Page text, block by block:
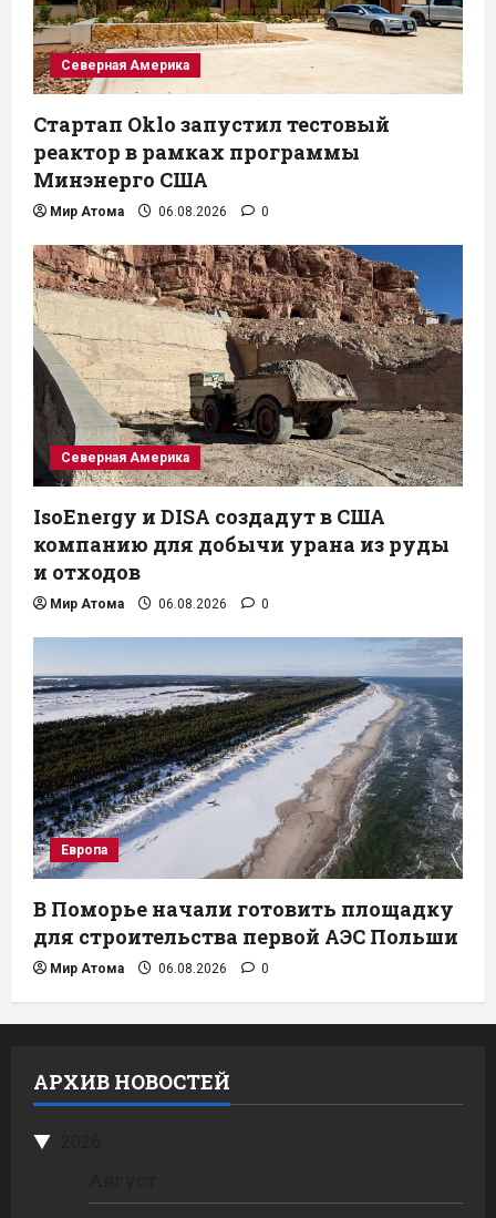
Северная Америка
Стартап Oklo запустил тестовый
реактор в рамках программы
Минэнерго США
Мир Атома 06.08.2026 0
Северная Америка
IsoEnergy и DISA создадут в США
компанию для добычи урана из руды
и отходов
Мир Атома 06.08.2026 0
Европа
В Поморье начали готовить площадку
для строительства первой АЭС Польши
Мир Атома 06.08.2026 0
АРХИВ НОВОСТЕЙ